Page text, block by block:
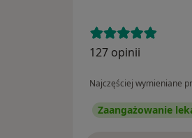
127 opinii
Najczęściej wymieniane
Zaangażowanie